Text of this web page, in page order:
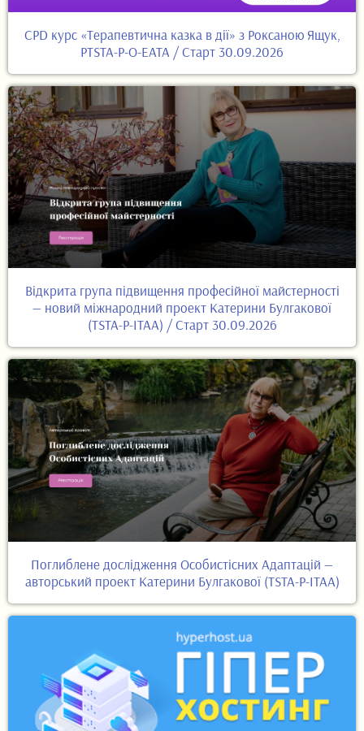
CPD курс «Терапевтична казка в дії» з Роксаною Ящук,
PTSTA-P-O-EATA / Старт 30.09.2026
Відкрита група підвищення професійної майстерності
— новий міжнародний проект Катерини Булгакової
(TSTA-P-ITAA) / Старт 30.09.2026
Поглиблене дослідження Особистісних Адаптацій —
авторський проект Катерини Булгакової (TSTA-P-ITAA)